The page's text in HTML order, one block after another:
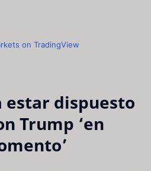
on TradingView
dispuesto
Trump ‘en